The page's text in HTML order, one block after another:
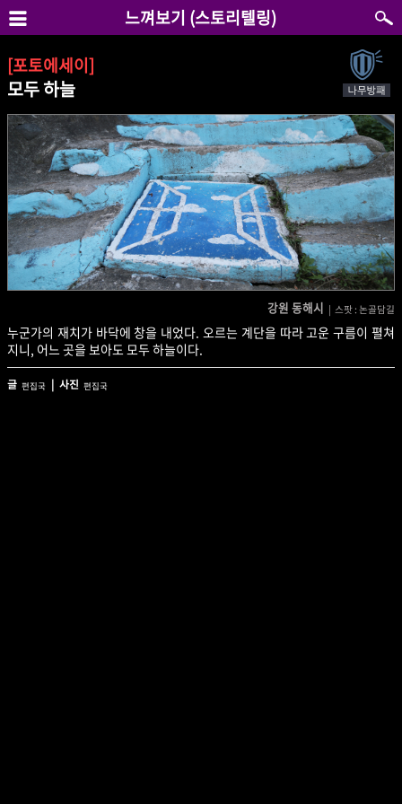
느껴보기 (스토리텔링)
[포토에세이]
모두 하늘
강원 동해시 | 스팟 : 논골담길
누군가의 재치가 바닥에 창을 내었다. 오르는 계단을 따라 고운 구름이 펼쳐
지니, 어느 곳을 보아도 모두 하늘이다.
글 편집국 | 사진 편집국